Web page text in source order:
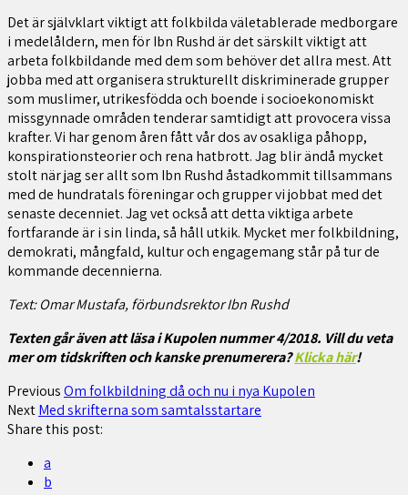
Det är självklart viktigt att folkbilda väletablerade medborgare
i medelåldern, men för Ibn Rushd är det särskilt viktigt att
arbeta folkbildande med dem som behöver det allra mest. Att
jobba med att organisera strukturellt diskriminerade grupper
som muslimer, utrikesfödda och boende i socioekonomiskt
missgynnade områden tenderar samtidigt att provocera vissa
krafter. Vi har genom åren fått vår dos av osakliga påhopp,
konspirationsteorier och rena hatbrott. Jag blir ändå mycket
stolt när jag ser allt som Ibn Rushd åstadkommit tillsammans
med de hundratals föreningar och grupper vi jobbat med det
senaste decenniet. Jag vet också att detta viktiga arbete
fortfarande är i sin linda, så håll utkik. Mycket mer folkbildning,
demokrati, mångfald, kultur och engagemang står på tur de
kommande decennierna.
Text: Omar Mustafa, förbundsrektor Ibn Rushd
Texten går även att läsa i Kupolen nummer 4/2018. Vill du veta
mer om tidskriften och kanske prenumerera?Klicka här!
PreviousOm folkbildning då och nu i nya Kupolen
NextMed skrifterna som samtalsstartare
Share this post:
a
b